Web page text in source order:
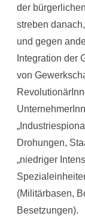
der
streben
und gegen
Integration der
von
Drohungen,
„niedriger
(Militärbasen,
Besetzungen).